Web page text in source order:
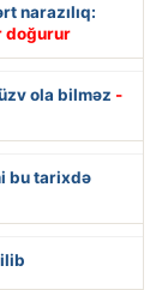
narazılıq:
doğurur
ola bilməz -
bu tarixdə